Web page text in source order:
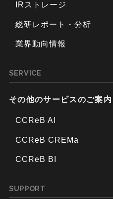
IRストレージ
総研レポート・分析
業界動向情報
SERVICE
その他のサービスのご案内
CCReB AI
CCReB CREMa
CCReB BI
SUPPORT